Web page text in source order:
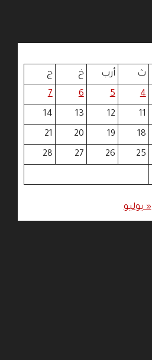
ث أرب خ
ج
4
5
6
7
11
12
13
14
18
19
20
21
25
26
27
28
« يوليو